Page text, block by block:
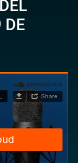
DE